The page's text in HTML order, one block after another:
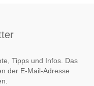
Tipps und Infos. Das
der E-Mail-Adresse